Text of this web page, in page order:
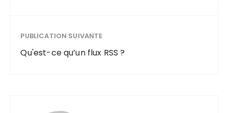
PUBLICATION SUIVANTE
Qu'est-ce qu’un flux RSS ?